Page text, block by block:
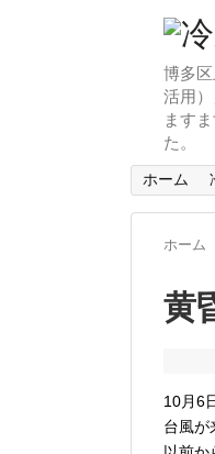
博多
活用
ます
た。
ホーム
ホーム
黄
10月6
台風が